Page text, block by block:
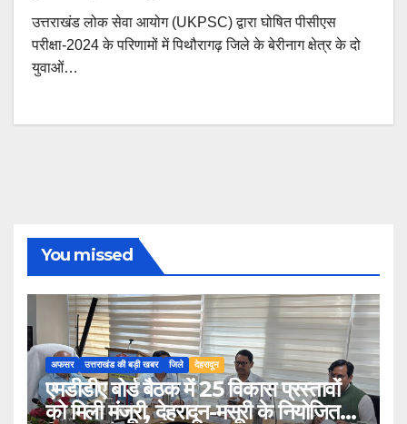
उत्तराखंड लोक सेवा आयोग (UKPSC) द्वारा घोषित पीसीएस
परीक्षा-2024 के परिणामों में पिथौरागढ़ जिले के बेरीनाग क्षेत्र के दो
युवाओं…
You missed
अफसर उत्तराखंड की बड़ी खबर जिले देहरादून
एमडीडीए बोर्ड बैठक में 25 विकास प्रस्तावों
को मिली मंजूरी, देहरादून-मसूरी के नियोजित